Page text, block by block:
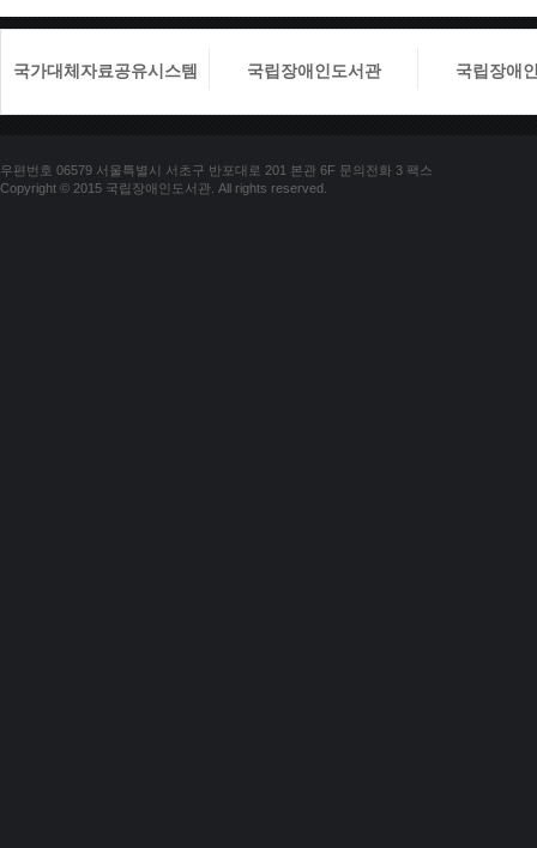
국가대체자료공유시스템 국립장애인도서관 국립장애
우편번호 06579 서울특별시 서초구 반포대로 201 본관 6F 문의전화 3 팩스
Copyright © 2015 국립장애인도서관. All rights reserved.